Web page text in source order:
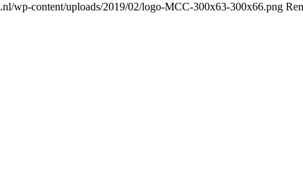
wp-content/uploads/2019/02/logo-MCC-300x63-300x66.png